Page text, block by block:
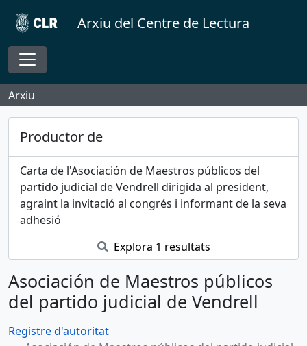
Skip to main content
Arxiu del Centre de Lectura
Toggle navigation
Arxiu
Productor de
Carta de l'Asociación de Maestros públicos del
partido judicial de Vendrell dirigida al president,
agraint la invitació al congrés i informant de la seva
adhesió
Explora 1 resultats
Asociación de Maestros públicos
del partido judicial de Vendrell
Registre d'autoritat